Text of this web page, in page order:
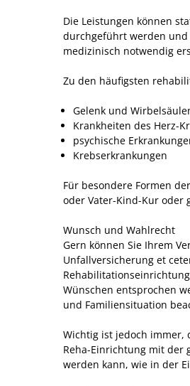
Die Leistungen können
durchgeführt werden und
medizinisch notwendig
Zu den häufigsten
Gelenk­ und
Krankheiten des Herz-­
psychische
Krebserkrankungen
Für besondere Formen
oder Vater-Kind-Kur oder
Wunsch und Wahlrecht
Gern können Sie Ihrem
Unfallversicherung et
Wünschen entsprochen
und Familiensituation
Wichtig ist jedoch immer,
Reha-Einrichtung mit der
werden kann, wie in der